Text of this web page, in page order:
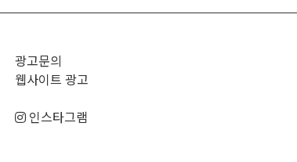
광고문의
웹사이트 광고
인스타그램